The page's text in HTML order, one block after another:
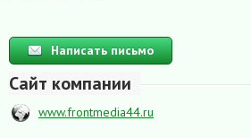
Написать письмо
Сайт компании
www.frontmedia44.ru